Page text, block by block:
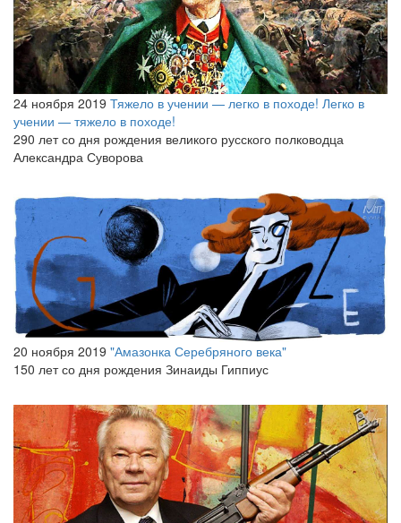
24 ноября 2019 Тяжело в учении — легко в походе! Легко в
учении — тяжело в походе!
290 лет со дня рождения великого русского полководца
Александра Суворова
20 ноября 2019 "Амазонка Серебряного века"
150 лет со дня рождения Зинаиды Гиппиус